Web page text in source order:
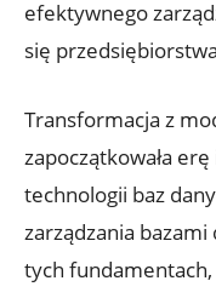
efektywnego
się
Transformacja z⁢
zapoczątkowała
technologii baz‌
zarządzania bazami
tych